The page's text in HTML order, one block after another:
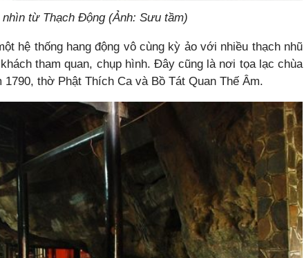
từ Thạch Động (Ảnh: Sưu tầm)
hệ thống hang động vô cùng kỳ ảo với nhiều thạch nhũ
tham quan, chụp hình. Đây cũng là nơi tọa lạc chùa
thờ Phật Thích Ca và Bồ Tát Quan Thế Âm.